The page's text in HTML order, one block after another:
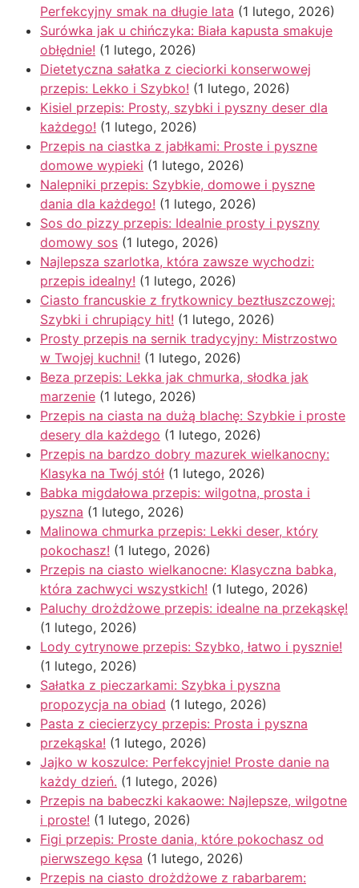
Perfekcyjny smak na długie lata (1 lutego, 2026)
Surówka jak u chińczyka: Biała kapusta smakuje
obłędnie! (1 lutego, 2026)
Dietetyczna sałatka z cieciorki konserwowej
przepis: Lekko i Szybko! (1 lutego, 2026)
Kisiel przepis: Prosty, szybki i pyszny deser dla
każdego! (1 lutego, 2026)
Przepis na ciastka z jabłkami: Proste i pyszne
domowe wypieki (1 lutego, 2026)
Nalepniki przepis: Szybkie, domowe i pyszne
dania dla każdego! (1 lutego, 2026)
Sos do pizzy przepis: Idealnie prosty i pyszny
domowy sos (1 lutego, 2026)
Najlepsza szarlotka, która zawsze wychodzi:
przepis idealny! (1 lutego, 2026)
Ciasto francuskie z frytkownicy beztłuszczowej:
Szybki i chrupiący hit! (1 lutego, 2026)
Prosty przepis na sernik tradycyjny: Mistrzostwo
w Twojej kuchni! (1 lutego, 2026)
Beza przepis: Lekka jak chmurka, słodka jak
marzenie (1 lutego, 2026)
Przepis na ciasta na dużą blachę: Szybkie i proste
desery dla każdego (1 lutego, 2026)
Przepis na bardzo dobry mazurek wielkanocny:
Klasyka na Twój stół (1 lutego, 2026)
Babka migdałowa przepis: wilgotna, prosta i
pyszna (1 lutego, 2026)
Malinowa chmurka przepis: Lekki deser, który
pokochasz! (1 lutego, 2026)
Przepis na ciasto wielkanocne: Klasyczna babka,
która zachwyci wszystkich! (1 lutego, 2026)
Paluchy drożdżowe przepis: idealne na przekąskę!
(1 lutego, 2026)
Lody cytrynowe przepis: Szybko, łatwo i pysznie!
(1 lutego, 2026)
Sałatka z pieczarkami: Szybka i pyszna
propozycja na obiad (1 lutego, 2026)
Pasta z ciecierzycy przepis: Prosta i pyszna
przekąska! (1 lutego, 2026)
Jajko w koszulce: Perfekcyjnie! Proste danie na
każdy dzień. (1 lutego, 2026)
Przepis na babeczki kakaowe: Najlepsze, wilgotne
i proste! (1 lutego, 2026)
Figi przepis: Proste dania, które pokochasz od
pierwszego kęsa (1 lutego, 2026)
Przepis na ciasto drożdżowe z rabarbarem: